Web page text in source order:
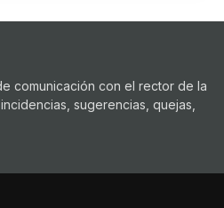
comunicación con el rector de la
sugerencias, quejas,